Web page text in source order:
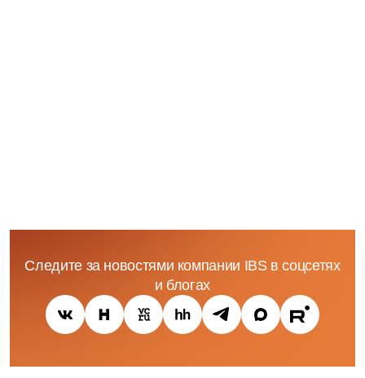
Следите за новостями компании IBS в соцсетях
и блогах